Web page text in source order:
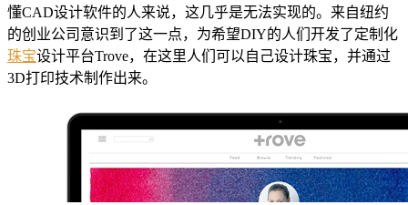
懂CAD设计软件的人来说，这几乎是无法实现的。来自纽约
的创业公司意识到了这一点，为希望DIY的人们开发了定制化
珠宝设计平台Trove，在这里人们可以自己设计珠宝，并通过
3D打印技术制作出来。